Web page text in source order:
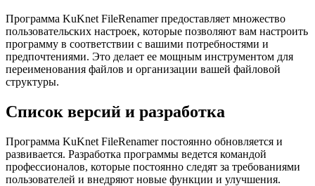
Программа KuKnet FileRenamer предоставляет множество
пользовательских настроек, которые позволяют вам настроить
программу в соответствии с вашими потребностями и
предпочтениями. Это делает ее мощным инструментом для
переименования файлов и организации вашей файловой
структуры.
Список версий и разработка
Программа KuKnet FileRenamer постоянно обновляется и
развивается. Разработка программы ведется командой
профессионалов, которые постоянно следят за требованиями
пользователей и внедряют новые функции и улучшения.